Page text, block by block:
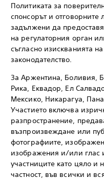
Политиката за
спонсорът и
задължени да
на регулаторния орган
съгласно изискванията
законодателство.
За Аржентина, Боливия,
Рика, Еквадор, Ел
Мексико, Никарагуа,
Участието включва
разпространение,
възпроизвеждане или
фотографиите,
изображения и/или глас
участниците като цяло и
частност, във всички и